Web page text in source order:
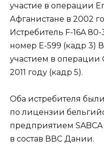
участие в операции
Афганистане в 2002
Истребитель F-16A
номер Е-599 (кадр 3)
участием в операции
2011 году (кадр 5).
Оба истребителя
по лицензии
предприятием
в состав ВВС Дании.